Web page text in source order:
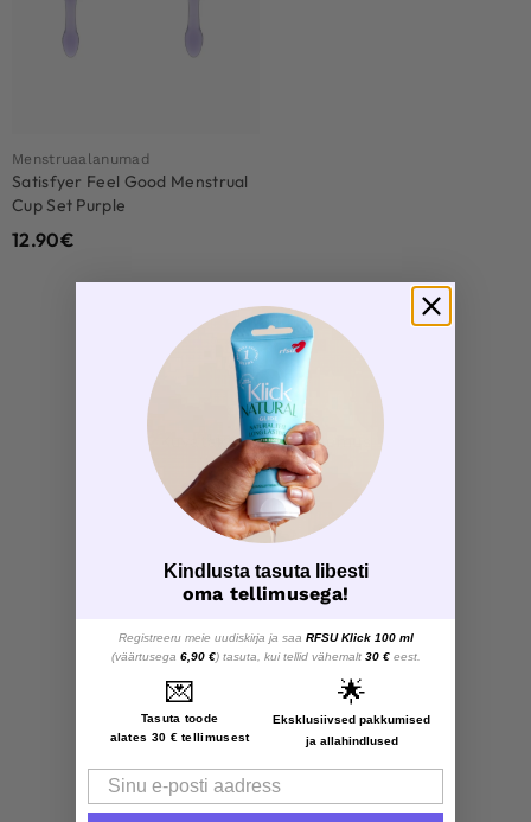
Menstruaalanumad
Satisfyer Feel Good Menstrual
Cup Set Purple
12.90€
Rohkem tooteid
1
Kuvatakse üksik tulemus
Kindlusta tasuta libesti
oma tellimusega!
Registreeru meie uudiskirja ja saa RFSU Klick 100 ml
(väärtusega 6,90 €) tasuta, kui tellid vähemalt 30 €eest.
💌
Tasuta toode
alates 30 € tellimusest
🌟
Eksklusiivsed pakkumised
ja allahindlused
Email